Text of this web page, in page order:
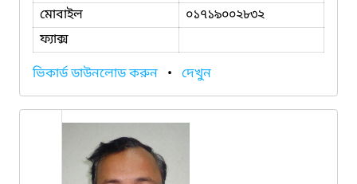
মোবাইল
০১৭১৯০০২৮৩২
ফ্যাক্স
ভিকার্ড ডাউনলোড করুন • দেখুন